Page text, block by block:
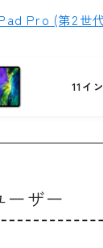
Pro (第2世
11イ
ーザー